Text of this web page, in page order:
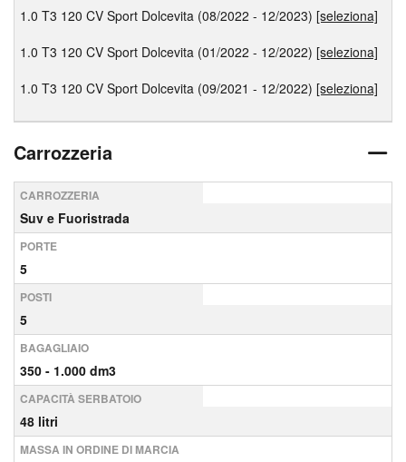
1.0 T3 120 CV Sport Dolcevita (08/2022 - 12/2023) [seleziona]
1.0 T3 120 CV Sport Dolcevita (01/2022 - 12/2022) [seleziona]
1.0 T3 120 CV Sport Dolcevita (09/2021 - 12/2022) [seleziona]
Carrozzeria
CARROZZERIA
Suv e Fuoristrada
PORTE
5
POSTI
5
BAGAGLIAIO
350 - 1.000 dm3
CAPACITÀ SERBATOIO
48 litri
MASSA IN ORDINE DI MARCIA